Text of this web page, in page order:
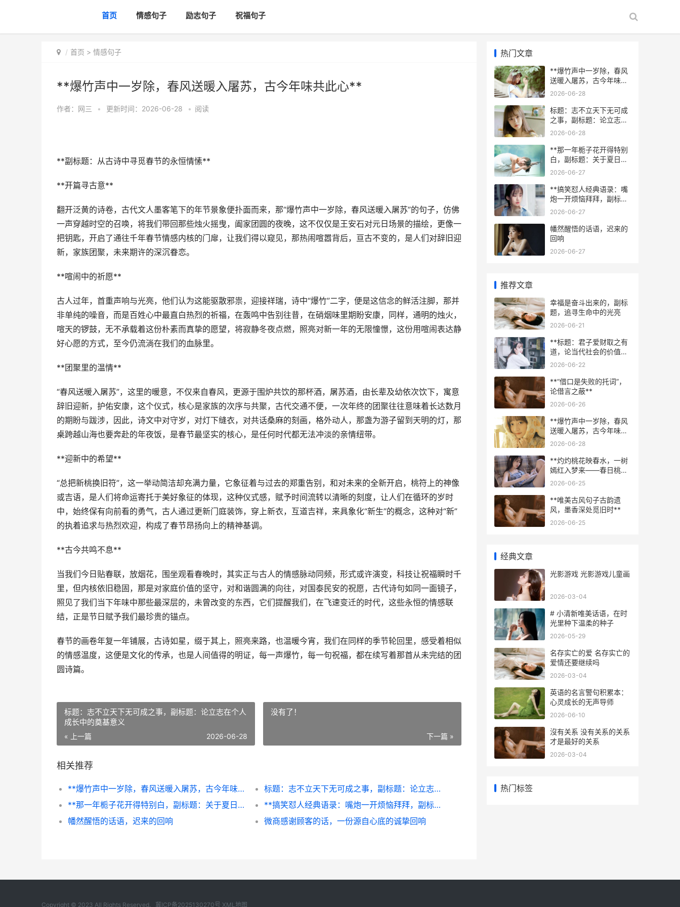
首页 情感句子 励志句子 祝福句子
首页 > 情感句子
**爆竹声中一岁除，春风送暖入屠苏，古今年味共此心**
作者： 网三 • 更新时间：2026-06-28 • 阅读
**副标题：从古诗中寻觅春节的永恒情愫**
**开篇寻古意**
翻开泛黄的诗卷，古代文人墨客笔下的年节景象便扑面而来，那“爆竹声中一岁除，春风送暖入屠苏”的句子，仿佛
一声穿越时空的召唤，将我们带回那些烛火摇曳，阖家团圆的夜晚，这不仅仅是王安石对元日场景的描绘，更像一
把钥匙，开启了通往千年春节情感内核的门扉，让我们得以窥见，那热闹喧嚣背后，亘古不变的，是人们对辞旧迎
新，家族团聚，未来期许的深沉眷恋。
**喧闹中的祈愿**
古人过年，首重声响与光亮，他们认为这能驱散邪祟，迎接祥瑞，诗中“爆竹”二字，便是这信念的鲜活注脚，那并
非单纯的噪音，而是百姓心中最直白热烈的祈福，在轰鸣中告别往昔，在硝烟味里期盼安康，同样，通明的烛火，
喧天的锣鼓，无不承载着这份朴素而真挚的愿望，将寂静冬夜点燃，照亮对新一年的无限憧憬，这份用喧闹表达静
好心愿的方式，至今仍流淌在我们的血脉里。
**团聚里的温情**
“春风送暖入屠苏”，这里的暖意，不仅来自春风，更源于围炉共饮的那杯酒，屠苏酒，由长辈及幼依次饮下，寓意
辞旧迎新，护佑安康，这个仪式，核心是家族的次序与共聚，古代交通不便，一次年终的团聚往往意味着长达数月
的期盼与跋涉，因此，诗文中对守岁，对灯下缝衣，对共话桑麻的刻画，格外动人，那盏为游子留到天明的灯，那
桌跨越山海也要奔赴的年夜饭，是春节最坚实的核心，是任何时代都无法冲淡的亲情纽带。
**迎新中的希望**
“总把新桃换旧符”，这一举动简洁却充满力量，它象征着与过去的郑重告别，和对未来的全新开启，桃符上的神像
或吉语，是人们将命运寄托于美好象征的体现，这种仪式感，赋予时间流转以清晰的刻度，让人们在循环的岁时
中，始终保有向前看的勇气，古人通过更新门庭装饰，穿上新衣，互道吉祥，来具象化“新生”的概念，这种对“新”
的执着追求与热烈欢迎，构成了春节昂扬向上的精神基调。
**古今共鸣不息**
当我们今日贴春联，放烟花，围坐观看春晚时，其实正与古人的情感脉动同频，形式或许演变，科技让祝福瞬时千
里，但内核依旧稳固，那是对家庭价值的坚守，对和谐圆满的向往，对国泰民安的祝愿，古代诗句如同一面镜子，
照见了我们当下年味中那些最深层的，未曾改变的东西，它们提醒我们，在飞速变迁的时代，这些永恒的情感联
结，正是节日赋予我们最珍贵的锚点。
春节的画卷年复一年铺展，古诗如星，缀于其上，照亮来路，也温暖今宵，我们在同样的季节轮回里，感受着相似
的情感温度，这便是文化的传承，也是人间值得的明证，每一声爆竹，每一句祝福，都在续写着那首从未完结的团
圆诗篇。
标题：志不立天下无可成之事，副标题：论立志在个人
成长中的奠基意义
« 上一篇 2026-06-28
没有了！
下一篇 »
相关推荐
**爆竹声中一岁除，春风送暖入屠苏，古今年味共此心**
标题：志不立天下无可成之事，副标题：论立志在个人成长中的奠基意义
**那一年栀子花开得特别白，副标题：关于夏日校刊的往事追忆**
**搞笑怼人经典语录：嘴炮一开烦恼拜拜，副标题：当代青年的精神胜利法**
幡然醒悟的话语，迟来的回响
微商感谢顾客的话，一份源自心底的诚挚回响
热门文章
**爆竹声中一岁除，春风
送暖入屠苏，古今年味共
此心**
2026-06-28
标题：志不立天下无可成
之事，副标题：论立志在
个人成长中的奠基意义
2026-06-28
**那一年栀子花开得特别
白，副标题：关于夏日校
刊的往事追忆**
2026-06-27
**搞笑怼人经典语录：嘴
炮一开烦恼拜拜，副标
题：当代青年的精神胜利
2026-06-27
幡然醒悟的话语，迟来的
回响
2026-06-27
推荐文章
幸福是奋斗出来的，副标
题，追寻生命中的光亮
2026-06-21
**标题：君子爱财取之有
道，论当代社会的价值坚
守**
2026-06-22
**“借口是失败的托词”，
论借言之蔽**
2026-06-26
**爆竹声中一岁除，春风
送暖入屠苏，古今年味共
此心**
2026-06-28
**灼灼桃花映春水，一树
嫣红入梦来——春日桃花
小记**
2026-06-25
**唯美古风句子古韵遗
风，墨香深处觅旧时**
2026-06-25
经典文章
光影游戏 光影游戏儿童画
2026-03-04
# 小清新唯美话语，在时
光里种下温柔的种子
2026-05-29
名存实亡的爱 名存实亡的
爱情还要继续吗
2026-03-04
英语的名言警句积累本：
心灵成长的无声导师
2026-06-10
沒有关系 没有关系的关系
才是最好的关系
2026-03-04
热门标签
Copyright © 2023 All Rights Reserved. 冀ICP备2025130270号 XML地图